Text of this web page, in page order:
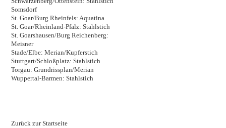
Somsdorf
St. Goar/Burg Rheinfels: Aquatina
St. Goar/Rheinland-Pfalz: Stahlstich
St. Goarshausen/Burg Reichenberg:
Meisner
Stade/Elbe: Merian/Kupferstich
Stuttgart/Schloßplatz: Stahlstich
Torgau: Grundrissplan/Merian
Wuppertal-Barmen: Stahlstich
Zurück zur Startseite